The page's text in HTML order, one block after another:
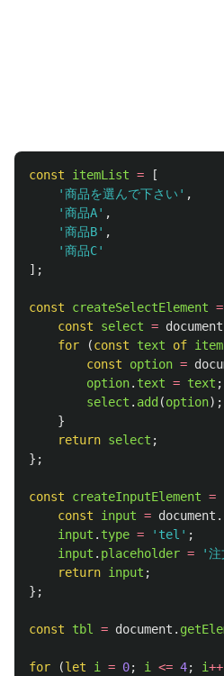
const itemList =
[
'商品を選んで下さい ' ,
'商品A' ,
'商品B' ,
'商品C'
];
const createSelectElement =
const
select = document
for
(const text of
const
option =
option. text = text ;
select . add (option);
}
return select ;
};
const createInputElement =
const
input = document .
input . type = ' tel ' ;
input . placeholder = '注
return input ;
};
const tbl = document .
for (let i = 0; i <= 4; i++